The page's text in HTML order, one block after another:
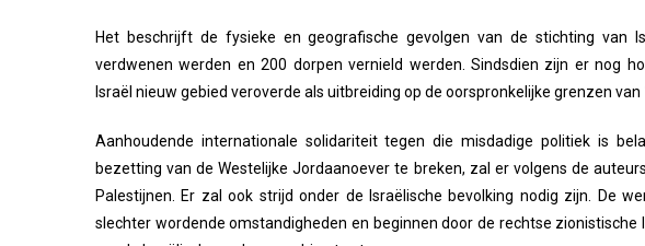
Het beschrijft de fysieke en geografische gevolgen van de stichting van
verdwenen werden en 200 dorpen vernield werden. Sindsdien zijn er nog
Israël nieuw gebied veroverde als uitbreiding op de oorspronkelijke grenzen van
Aanhoudende internationale solidariteit tegen die misdadige politiek is
bezetting van de Westelijke Jordaanoever te breken, zal er volgens de
Palestijnen. Er zal ook strijd onder de Israëlische bevolking nodig zijn. De
slechter wordende omstandigheden en beginnen door de rechtse